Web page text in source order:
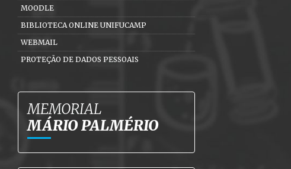
MOODLE
BIBLIOTECA ONLINE UNIFUCAMP
WEBMAIL
PROTEÇÃO DE DADOS PESSOAIS
MEMORIAL
MÁRIO PALMÉRIO